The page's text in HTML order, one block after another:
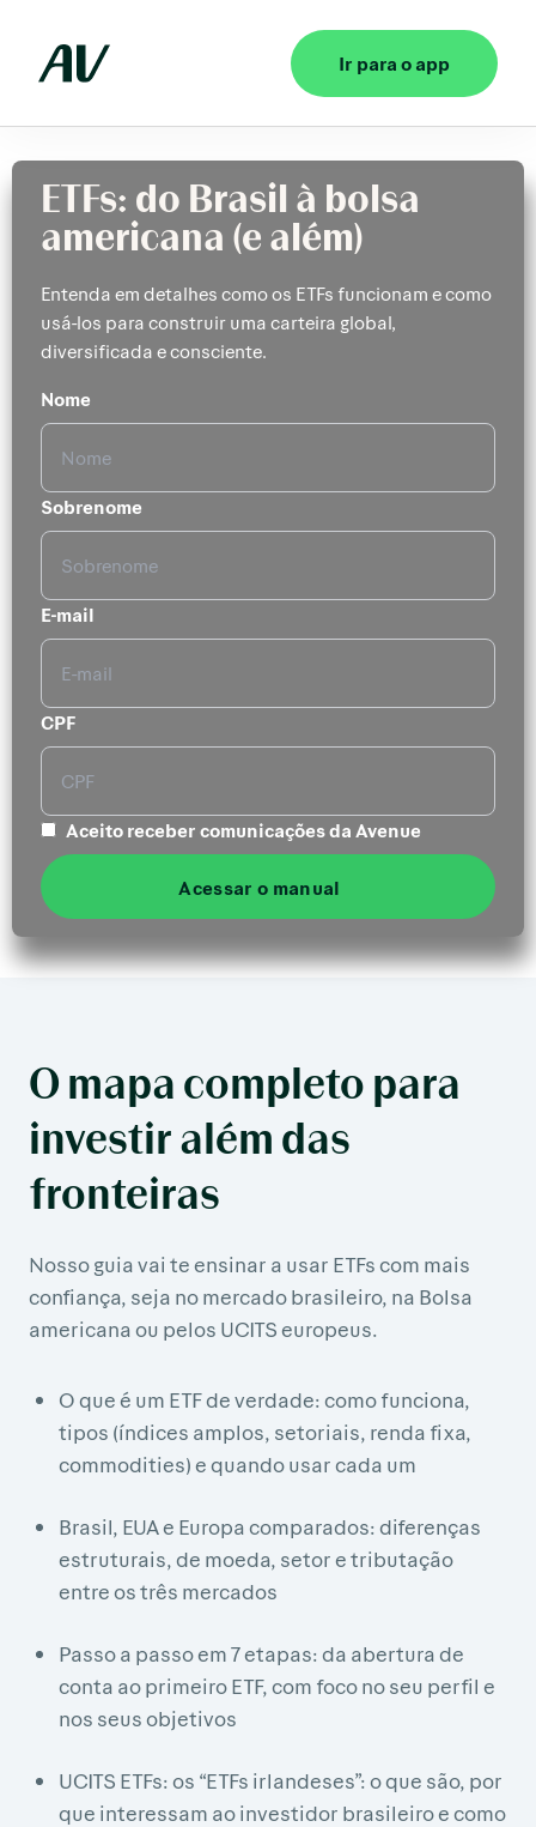
Ir para o app
ETFs: do Brasil à bolsa
americana (e além)
Entenda em detalhes como os ETFs funcionam e como
usá-los para construir uma carteira global,
diversificada e consciente.
Nome
Sobrenome
E-mail
CPF
Aceito receber comunicações da Avenue
Acessar o manual
O mapa completo para
investir além das
fronteiras
Nosso guia vai te ensinar a usar ETFs com mais
confiança, seja no mercado brasileiro, na Bolsa
americana ou pelos UCITS europeus.
O que é um ETF de verdade: como funciona,
tipos (índices amplos, setoriais, renda fixa,
commodities) e quando usar cada um
Brasil, EUA e Europa comparados: diferenças
estruturais, de moeda, setor e tributação
entre os três mercados
Passo a passo em 7 etapas: da abertura de
conta ao primeiro ETF, com foco no seu perfil e
nos seus objetivos
UCITS ETFs: os “ETFs irlandeses”: o que são, por
que interessam ao investidor brasileiro e como